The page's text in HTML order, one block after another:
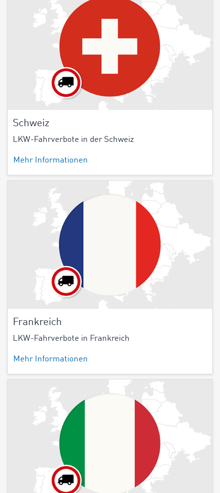
Schweiz
LKW-Fahrverbote in der Schweiz
Mehr Informationen
Frankreich
LKW-Fahrverbote in Frankreich
Mehr Informationen